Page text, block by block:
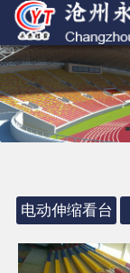
电动伸缩看台